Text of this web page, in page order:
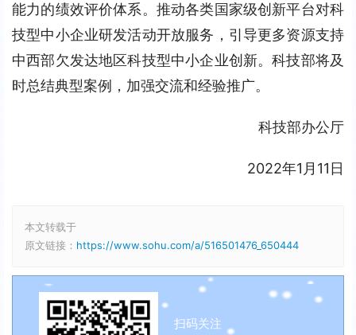
能力的绩效评价体系。推动各类国家级创新平台对科
技型中小企业研发活动开放服务，引导更多资源支持
中西部欠发达地区科技型中小企业创新。科技部将及
时总结典型案例，加强交流和经验推广。
科技部办公厅
2022年1月11日
本文转载于
原文链接： https://www.sohu.com/a/516501476_650444
扫码关注